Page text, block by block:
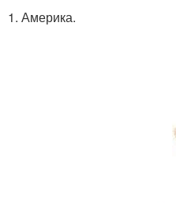
1. Америка.